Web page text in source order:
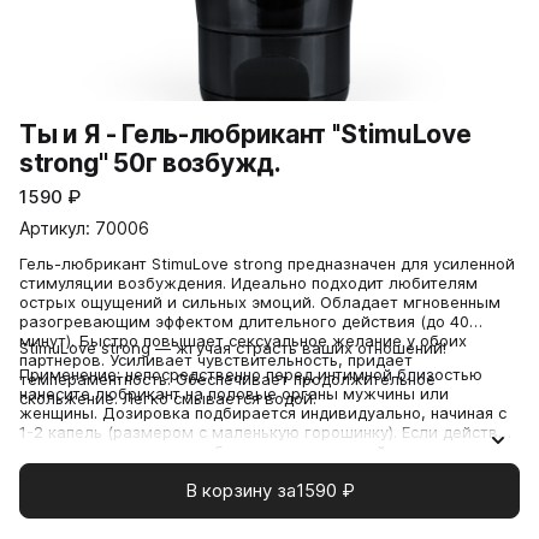
Ты и Я - Гель-любрикант ''StimuLove
strong'' 50г возбужд.
1590 ₽
Артикул: 70006
Гель-любрикант StimuLove strong предназначен для усиленной
стимуляции возбуждения. Идеально подходит любителям
острых ощущений и сильных эмоций. Обладает мгновенным
разогревающим эффектом длительного действия (до 40
минут). Быстро повышает сексуальное желание у обоих
партнеров. Усиливает чувствительность, придает
темпераментность. Обеспечивает продолжительное
скольжение. Легко смывается водой.
StimuLove strong — жгучая страсть ваших отношений!
Применение: непосредственно перед интимной близостью
нанесите любрикант на половые органы мужчины или
женщины. Дозировка подбирается индивидуально, начиная с
1-2 капель (размером с маленькую горошинку). Если действие
средства покажется слабым, то в следующий раз
используйте большее количество.
Propylene Glycol, Aqua, Glycerin, Polysorbate, Сellulose Gum,
В корзину за1590 ₽